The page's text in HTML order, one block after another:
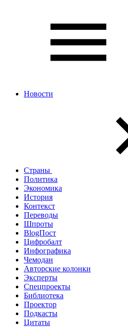
Новости
Страны
Политика
Экономика
История
Контекст
Переводы
Шпроты
BlogПост
Цифробалт
Инфографика
Чемодан
Авторские колонки
Эксперты
Спецпроекты
Библиотека
Проектор
Подкасты
Цитаты